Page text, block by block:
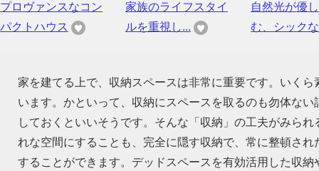
プロヴァンスなコン
パクトハウス
家族のライフスタイ
ルを重視し...
自然光が優
む、シック
家を建てる上で、収納スペースは非常に重要です。いく
います。かといって、収納にスペースを取るのも勿体な
しておくといいそうです。そんな「収納」の工夫がみら
れな空間にすることも、完全に隠す収納で、常に整頓さ
することができます。デッドスペースを有効活用した収